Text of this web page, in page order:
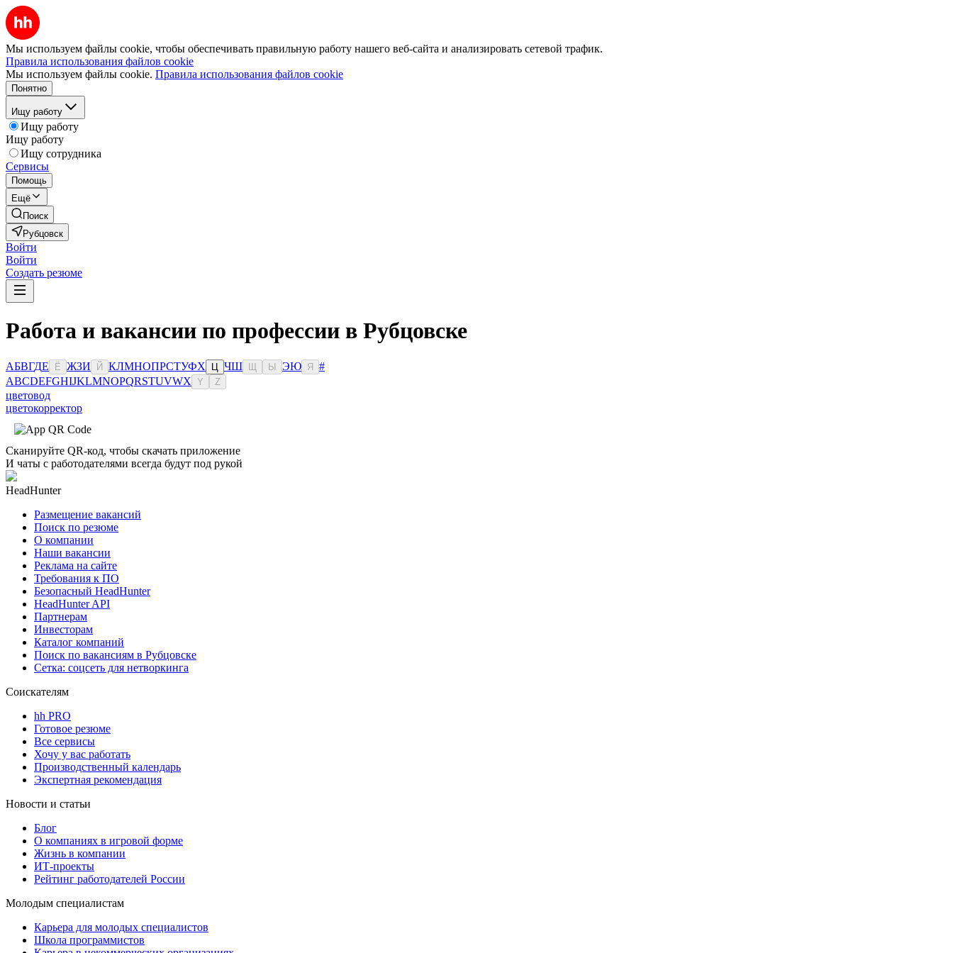
Мы используем файлы cookie, чтобы обеспечивать правильную работу нашего веб-сайта и анализировать сетевой трафик.
Правила использования файлов cookie
Мы используем файлы cookie. Правила использования файлов cookie
Понятно
Ищу работу
Ищу работу
Ищу работу
Ищу сотрудника
Сервисы
Помощь
Ещё
Поиск
Рубцовск
Войти
Войти
Создать резюме
Работа и вакансии по профессии в Рубцовске
АБВГДЕ Ё ЖЗИ Й КЛМНОПРСТУФХ ЧШ Ы ЭЮ Я
#
ABCDEFGHIJKLMNOPQRSTUVWX Y Z
цветовод
цветокорректор
Сканируйте QR-код, чтобы скачать приложение
И чаты с работодателями всегда будут под рукой
HeadHunter
Размещение вакансий
Поиск по резюме
О компании
Наши вакансии
Реклама на сайте
Требования к ПО
Безопасный HeadHunter
HeadHunter API
Партнерам
Инвесторам
Каталог компаний
Поиск по вакансиям в Рубцовске
Сетка: соцсеть для нетворкинга
Соискателям
hh PRO
Готовое резюме
Все сервисы
Хочу у вас работать
Производственный календарь
Экспертная рекомендация
Новости и статьи
Блог
О компаниях в игровой форме
Жизнь в компании
ИТ-проекты
Рейтинг работодателей России
Молодым специалистам
Карьера для молодых специалистов
Школа программистов